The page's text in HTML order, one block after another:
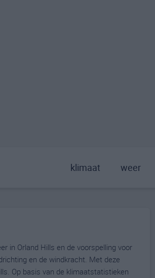
klimaat weer
in Orland Hills en de voorspelling voor
en de windkracht. Met deze
Op basis van de klimaatstatistieken